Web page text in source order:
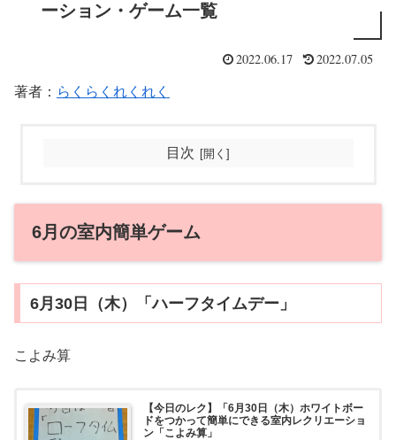
ーション・ゲーム一覧
2022.06.17 2022.07.05
著者： らくらくれくれく
目次
6月の室内簡単ゲーム
6月30日（木）「ハーフタイムデー」
こよみ算
【今日のレク】「6月30日（木）ホワイトボー
ドをつかって簡単にできる室内レクリエーショ
ン「こよみ算」